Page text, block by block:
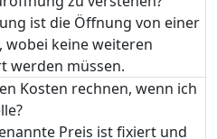
ist die Öffnung von einer
wobei keine weiteren
werden müssen.
Kosten rechnen, wenn ich
Preis ist fixiert und